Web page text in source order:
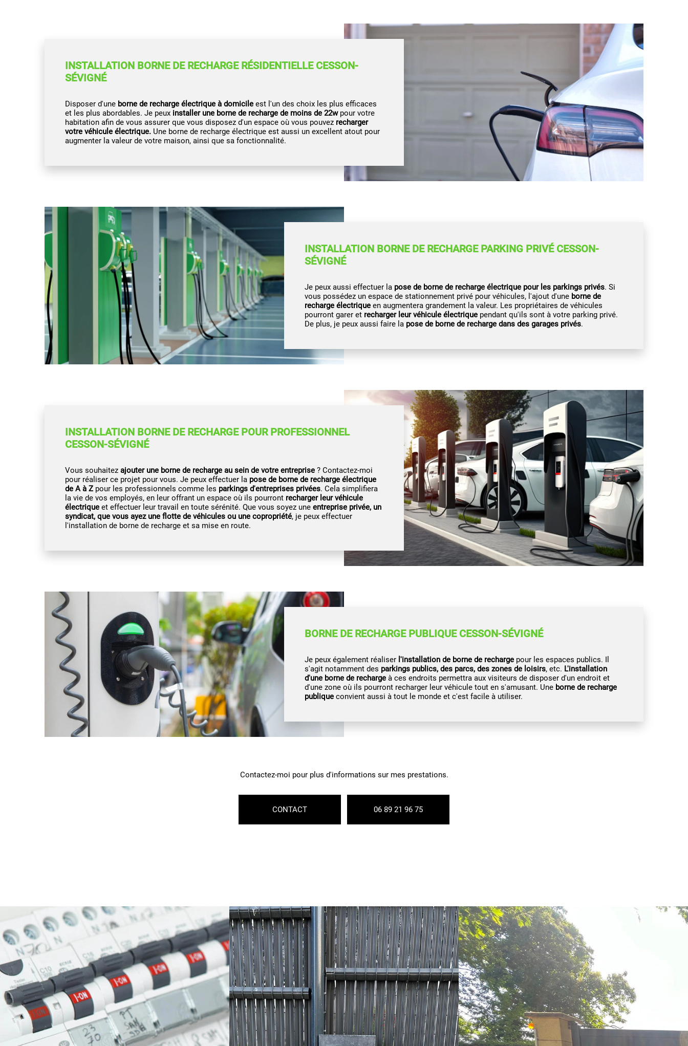
INSTALLATION BORNE DE RECHARGE RÉSIDENTIELLE CESSON-
SÉVIGNÉ
Disposer d'une borne de recharge électrique à domicile est l'un des choix les plus efficaces
et les plus abordables. Je peux installer une borne de recharge de moins de 22wpour votre
habitation afin de vous assurer que vous disposez d'un espace où vous pouvez recharger
votre véhicule électrique. Une borne de recharge électrique est aussi un excellent atout pour
augmenter la valeur de votre maison, ainsi que sa fonctionnalité.
INSTALLATION BORNE DE RECHARGE PARKING PRIVÉ CESSON-
SÉVIGNÉ
Je peux aussi effectuer la pose de borne de recharge électrique pour les parkings privés. Si
vous possédez un espace de stationnement privé pour véhicules, l'ajout d'une borne de
recharge électrique en augmentera grandement la valeur. Les propriétaires de véhicules
pourront garer et recharger leur véhicule électrique pendant qu'ils sont à votre parking privé.
De plus, je peux aussi faire la pose de borne de recharge dans des garages privés.
INSTALLATION BORNE DE RECHARGE POUR PROFESSIONNEL
CESSON-SÉVIGNÉ
Vous souhaitez ajouter une borne de recharge au sein de votre entreprise ? Contactez-moi
pour réaliser ce projet pour vous. Je peux effectuer la pose de borne de recharge électrique
de A à Z pour les professionnels comme les parkings d'entreprises privées. Cela simplifiera
la vie de vos employés, en leur offrant un espace où ils pourront recharger leur véhicule
électrique et effectuer leur travail en toute sérénité. Que vous soyez une entreprise privée, un
syndicat, que vous ayez une flotte de véhicules ou une copropriété, je peux effectuer
l'installation de borne de recharge et sa mise en route.
BORNE DE RECHARGE PUBLIQUE CESSON-SÉVIGNÉ
Je peux également réaliser l'installation de borne de recharge pour les espaces publics. Il
s'agit notamment des parkings publics, des parcs, des zones de loisirs, etc. L'installation
d'une borne de recharge à ces endroits permettra aux visiteurs de disposer d'un endroit et
d'une zone où ils pourront recharger leur véhicule tout en s'amusant. Une borne de recharge
publique convient aussi à tout le monde et c'est facile à utiliser.
Contactez-moi pour plus d'informations sur mes prestations.
CONTACT 06 89 21 96 75